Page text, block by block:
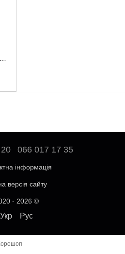
066 017 17 35
інформація
версія сайту
- 2026 ©
Укр Рус